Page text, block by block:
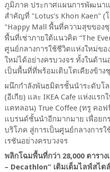
ภูมิภาค ประกาศแผนการพัฒนา
สำคัญที่ "Lotus’s Khon Kaen"
"Happy Mall พื้นที่ความสุขของ
พื้นที่เช่าภายใต้แนวคิด “The
ศูนย์กลางการใช้ชีวิตแห่งใหม่ข
ใหม่ได้อย่างครบวงจร ทั้งในด้า
เป็นพื้นที่ที่พร้อมเติบโตเคียงข้าง
ผนึกกำลังพันธมิตรชั้นนำระดับโ
(อีเกีย) และ IKEA Cafe แห่งแรก
แคทลอน) True Coffee (ทรู คอฟ
แบรนด์ชั้นนำอีกมากมาย เพื่อย
บริโภค สู่การเป็นศูนย์กลางการ
เรชันอย่างครบวงจร
พลิกโฉมพื้นที่กว่า 28,000ตาราง
– Decathlon” เติมเต็มไลฟ์สไตล์